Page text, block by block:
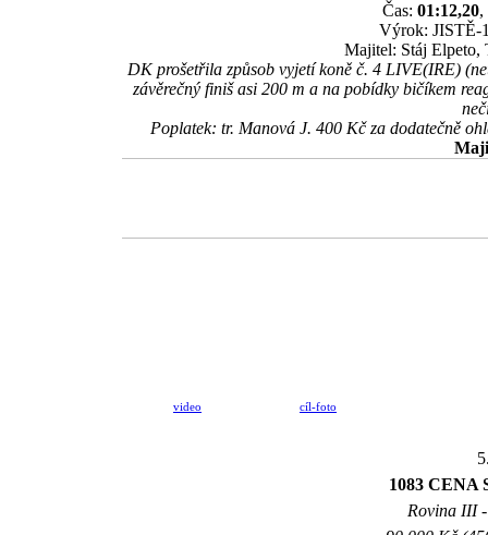
Čas: 01:12,20,
Výrok: JISTĚ-
Majitel: Stáj Elpeto,
DK prošetřila způsob vyjetí koně č. 4 LIVE(IRE)
závěrečný finiš asi 200 m a na pobídky bičíkem
Poplatek: tr. Manová J. 400 Kč za dodatečně
video cíl-foto
1083 CENA
Rovina III